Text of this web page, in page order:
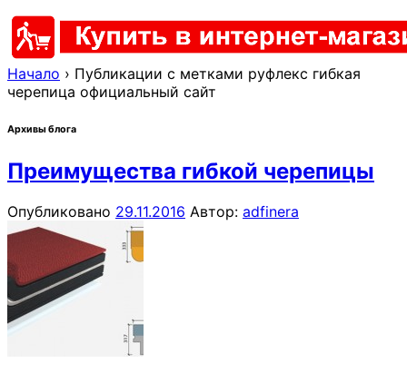
Начало › Публикации с метками руфлекс гибкая
черепица официальный сайт
Архивы блога
Преимущества гибкой черепицы
Опубликовано 29.11.2016 Автор: adfinera